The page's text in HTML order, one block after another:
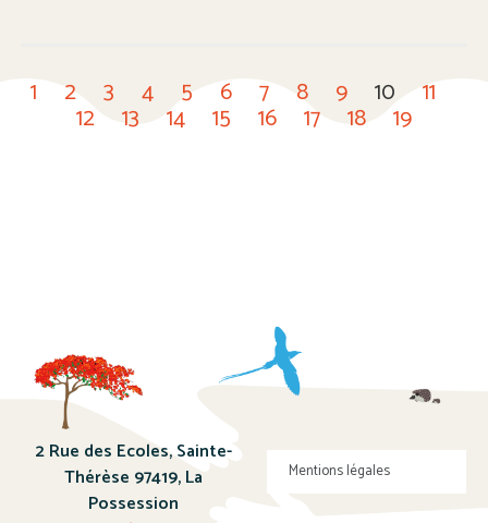
1 2 3 4 5 6 7 8 9 10 11
12 13 14 15 16 17 18 19
2 Rue des Ecoles, Sainte-
Thérèse 97419, La
Possession
Mentions légales